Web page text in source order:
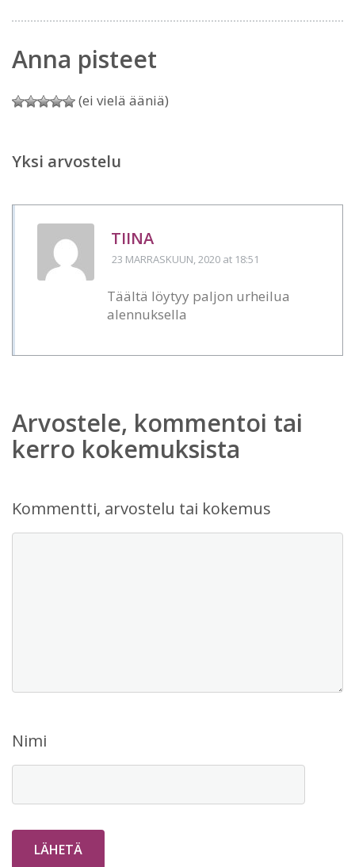
Anna pisteet
(ei vielä ääniä)
Yksi arvostelu
TIINA
23 MARRASKUUN, 2020 at 18:51
Täältä löytyy paljon urheilua
alennuksella
Arvostele, kommentoi tai
kerro kokemuksista
Kommentti, arvostelu tai kokemus
Nimi